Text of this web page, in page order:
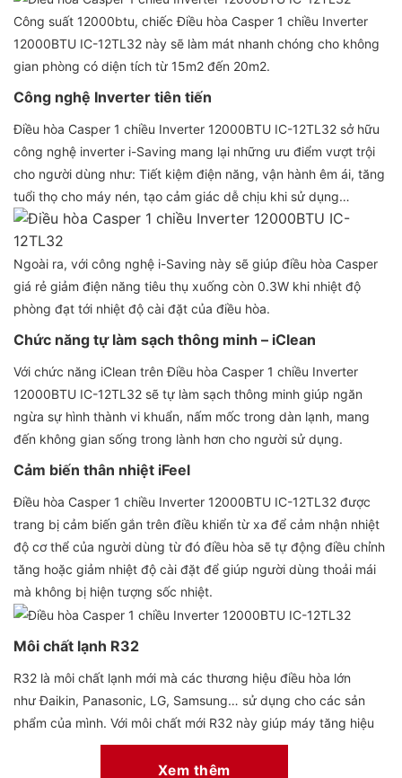
Công suất 12000btu, chiếc Điều hòa Casper 1 chiều Inverter
12000BTU IC-12TL32 này sẽ làm mát nhanh chóng cho không
gian phòng có diện tích từ 15m2 đến 20m2.
Công nghệ Inverter tiên tiến
Điều hòa Casper 1 chiều Inverter 12000BTU IC-12TL32 sở hữu
công nghệ inverter i-Saving mang lại những ưu điểm vượt trội
cho người dùng như: Tiết kiệm điện năng, vận hành êm ái, tăng
tuổi thọ cho máy nén, tạo cảm giác dễ chịu khi sử dụng…
Ngoài ra, với công nghệ i-Saving này sẽ giúp điều hòa Casper
giá rẻ giảm điện năng tiêu thụ xuống còn 0.3W khi nhiệt độ
phòng đạt tới nhiệt độ cài đặt của điều hòa.
Chức năng tự làm sạch thông minh – iClean
Với chức năng iClean trên Điều hòa Casper 1 chiều Inverter
12000BTU IC-12TL32 sẽ tự làm sạch thông minh giúp ngăn
ngừa sự hình thành vi khuẩn, nấm mốc trong dàn lạnh, mang
đến không gian sống trong lành hơn cho người sử dụng.
Cảm biến thân nhiệt iFeel
Điều hòa Casper 1 chiều Inverter 12000BTU IC-12TL32 được
trang bị cảm biến gắn trên điều khiển từ xa để cảm nhận nhiệt
độ cơ thể của người dùng từ đó điều hòa sẽ tự động điều chỉnh
tăng hoặc giảm nhiệt độ cài đặt để giúp người dùng thoải mái
mà không bị hiện tượng sốc nhiệt.
Môi chất lạnh R32
R32 là môi chất lạnh mới mà các thương hiệu điều hòa lớn
như Đaikin, Panasonic, LG, Samsung… sử dụng cho các sản
phẩm của mình. Với môi chất mới R32 này giúp máy tăng hiệu
suất làm lạnh, thân thiện với môi trường giảm khí thải.
Xem thêm